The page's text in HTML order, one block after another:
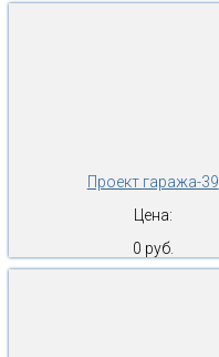
Проект гаража-39
Цена:
0 руб.